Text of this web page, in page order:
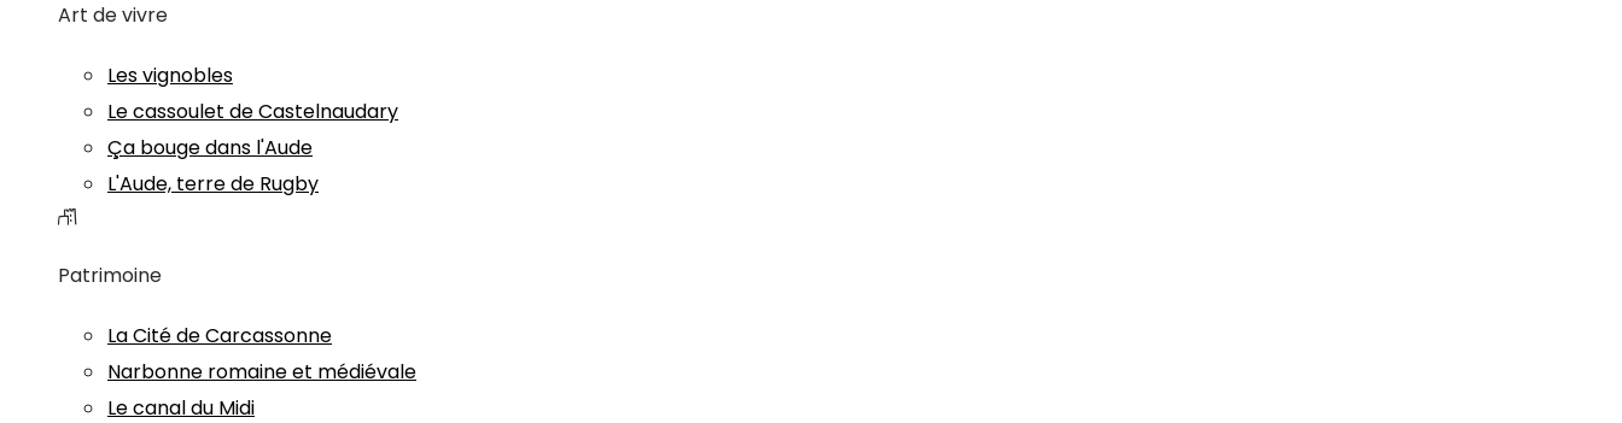
Art de vivre
Les vignobles
Le cassoulet de Castelnaudary
Ça bouge dans l'Aude
L'Aude, terre de Rugby
Patrimoine
La Cité de Carcassonne
Narbonne romaine et médiévale
Le canal du Midi